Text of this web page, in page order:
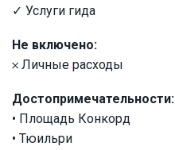
✓ Услуги гида
Не включено:
𐄂 Личные расходы
Достопримечательности:
• Площадь Конкорд
• Тюильри